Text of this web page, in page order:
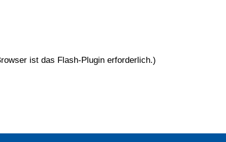
ist das Flash-Plugin erforderlich.)